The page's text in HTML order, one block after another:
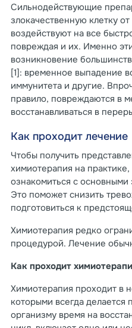
Сильнодействующие
злокачественную клетку
воздействуют на все
повреждая и их. Именно
возникновение
[1]: временное выпадение
иммунитета и другие.
правило, повреждаются в
восстанавливаться в
Как проходит лечение
Чтобы получить
химиотерапия на
ознакомиться с основными
Это поможет снизить
подготовиться к
Химиотерапия редко
процедурой. Лечение
Как проходит
Химиотерапия проходит в
которыми всегда делается
организму время на